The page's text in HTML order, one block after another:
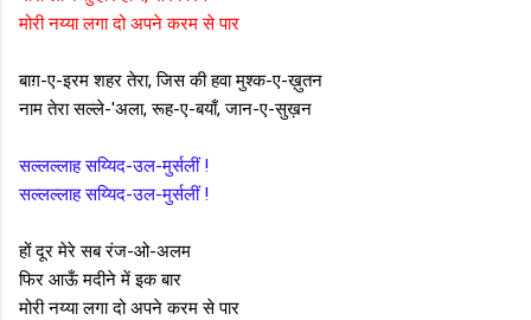
मोरी नय्या लगा दो अपने करम से पार
बाग़-ए-इरम शहर तेरा, जिस की हवा मुश्क-ए-ख़ुतन
नाम तेरा सल्ले-'अला, रूह-ए-बयाँ, जान-ए-सुख़न
सल्लल्लाह सय्यिद-उल-मुर्सलीं !
सल्लल्लाह सय्यिद-उल-मुर्सलीं !
हों दूर मेरे सब रंज-ओ-अलम
फिर आऊँ मदीने में इक बार
मोरी नय्या लगा दो अपने करम से पार